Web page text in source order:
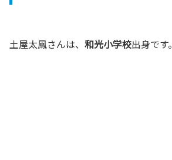
土屋太鳳さんは、 和光小学校出身です。